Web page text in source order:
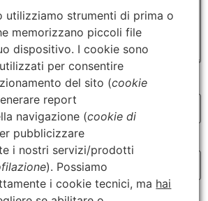
utilizziamo strumenti di prima o
memorizzano piccoli file
dispositivo. I cookie sono
per consentire
del sito (cookie
report
navigazione (cookie di
pubblicizzare
i nostri servizi/prodotti
). Possiamo
i cookie tecnici, ma hai